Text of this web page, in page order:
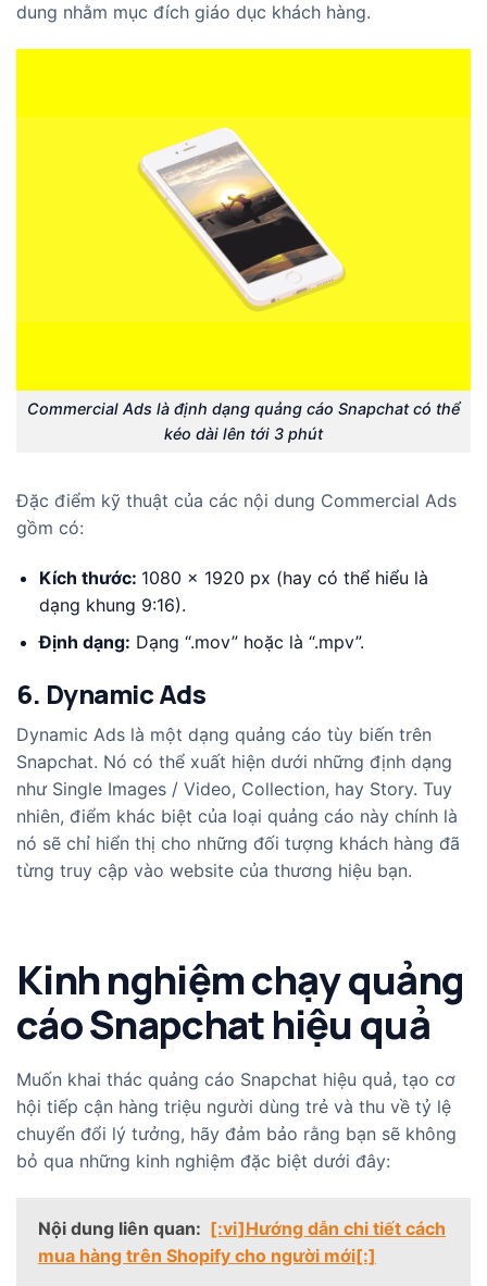
dung nhằm mục đích giáo dục khách hàng.
Commercial Ads là định dạng quảng cáo Snapchat có thể
kéo dài lên tới 3 phút
Đặc điểm kỹ thuật của các nội dung Commercial Ads
gồm có:
Kích thước: 1080 x 1920 px (hay có thể hiểu là
dạng khung 9:16).
Định dạng: Dạng “.mov” hoặc là “.mpv”.
6. Dynamic Ads
Dynamic Ads là một dạng quảng cáo tùy biến trên
Snapchat. Nó có thể xuất hiện dưới những định dạng
như Single Images / Video, Collection, hay Story. Tuy
nhiên, điểm khác biệt của loại quảng cáo này chính là
nó sẽ chỉ hiển thị cho những đối tượng khách hàng đã
từng truy cập vào website của thương hiệu bạn.
Kinh nghiệm chạy quảng
cáo Snapchat hiệu quả
Muốn khai thác quảng cáo Snapchat hiệu quả, tạo cơ
hội tiếp cận hàng triệu người dùng trẻ và thu về tỷ lệ
chuyển đổi lý tưởng, hãy đảm bảo rằng bạn sẽ không
bỏ qua những kinh nghiệm đặc biệt dưới đây:
Nội dung liên quan: [:vi]Hướng dẫn chi tiết cách
mua hàng trên Shopify cho người mới[:]